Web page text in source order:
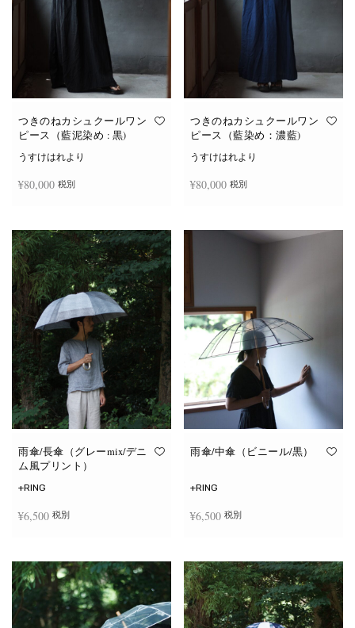
つきのねカシュクールワン
ピース（藍泥染め : 黒)
うすけはれより
¥80,000 税別
つきのねカシュクールワン
ピース（藍染め：濃藍)
うすけはれより
¥80,000 税別
雨傘/長傘（グレーmix/デニ
ム風プリント）
+RING
¥6,500 税別
雨傘/中傘（ビニール/黒）
+RING
¥6,500 税別